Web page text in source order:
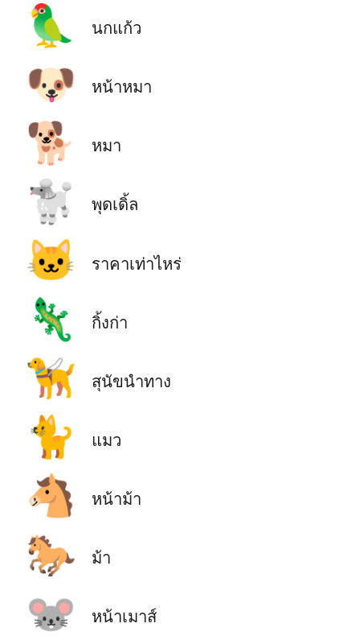
🦜 นกแก้ว
🐶 หน้าหมา
🐕 หมา
🐩 พุดเดิ้ล
🐱 ราคาเท่าไหร่
🦎 กิ้งก่า
🦮 สุนัขนำทาง
🐈 แมว
🐴 หน้าม้า
🐎 ม้า
🐭 หน้าเมาส์